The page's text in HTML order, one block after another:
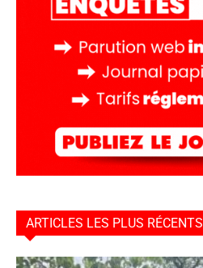
ARTICLES LES PLUS RÉCENTS